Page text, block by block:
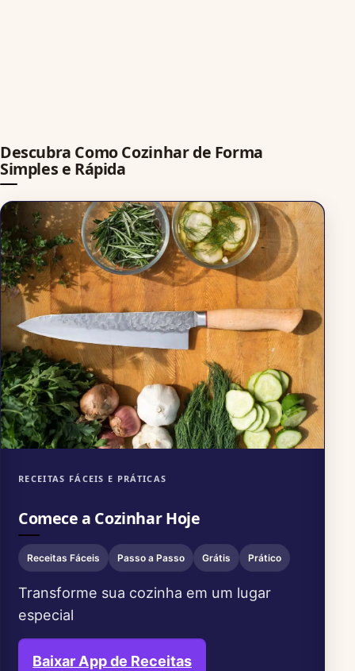
Descubra Como Cozinhar de Forma
Simples e Rápida
RECEITAS FÁCEIS E PRÁTICAS
Comece a Cozinhar Hoje
Receitas Fáceis Passo a Passo Grátis Prático
Transforme sua cozinha em um lugar
especial
Baixar App de Receitas